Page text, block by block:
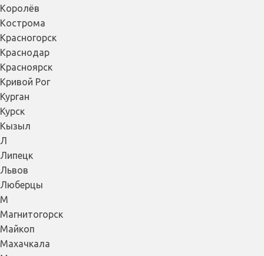
Королёв
Кострома
Красногорск
Краснодар
Красноярск
Кривой Рог
Курган
Курск
Кызыл
Л
Липецк
Львов
Люберцы
М
Магнитогорск
Майкоп
Махачкала